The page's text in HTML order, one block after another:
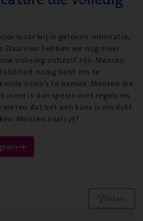
waar wij in geloven: innovatie,
Daarvoor hebben we nog meer
volledig zichzelf zijn. Mensen
nodig hebt om te
risico’s te nemen. Mensen die
meer is dan spelen met regels en
weten dat het een kans is om écht
Mensen zoals jij?
Filters